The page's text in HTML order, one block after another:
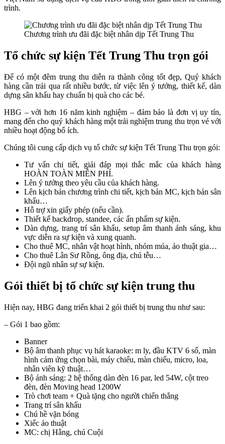
trình.
Chương trình ưu đãi đặc biệt nhân dịp Tết Trung Thu
Tổ chức sự kiện Tết Trung Thu trọn gói
Để có một đêm trung thu diễn ra thành công tốt đẹp, Quý khách
hàng cần trải qua rất nhiều bước, từ việc lên ý tưởng, thiết kế, dàn
dựng sân khấu hay chuẩn bị quà cho các bé.
HBG – với hơn 16 năm kinh nghiệm – đảm bảo là đơn vị uy tín,
mang đến cho quý khách hàng một trải nghiệm trung thu trọn vé với
nhiều hoạt động bổ ích.
Chúng tôi cung cấp dịch vụ tổ chức sự kiện Tết Trung Thu trọn gói:
Tư vấn chi tiết, giải đáp mọi thắc mắc của khách hàng
HOÀN TOÀN MIỄN PHÍ.
Lên ý tưởng theo yêu cầu của khách hàng.
Lên kịch bản chương trình chi tiết, kịch bản MC, kịch bản sân
khấu…
Hỗ trợ xin giấy phép (nếu cần).
Thiết kế backdrop, standee, các ấn phẩm sự kiện.
Dàn dựng, trang trí sân khấu, setup âm thanh ánh sáng, khu
vực diễn ra sự kiện và xung quanh.
Cho thuê MC, nhân vật hoạt hình, nhóm múa, ảo thuật gia…
Cho thuê Lân Sư Rồng, ông địa, chú tễu…
Đội ngũ nhân sự sự kiện.
Gói thiết bị tổ chức sự kiện trung thu
Hiện nay, HBG đang triển khai 2 gói thiết bị trung thu như sau:
– Gói 1 bao gồm:
Banner
Bộ âm thanh phục vụ hát karaoke: m ly, đầu KTV 6 số, màn
hình cảm ứng chọn bài, máy chiếu, màn chiếu, micro, loa,
nhân viên kỹ thuật…
Bộ ánh sáng: 2 hệ thống dàn đèn 16 par, led 54W, cột treo
đèn, đèn Moving head 1200W
Trò chơi team + Quà tặng cho người chiến thắng
Trang trí sân khấu
Chú hề vặn bóng
Xiếc ảo thuật
MC: chị Hằng, chú Cuội